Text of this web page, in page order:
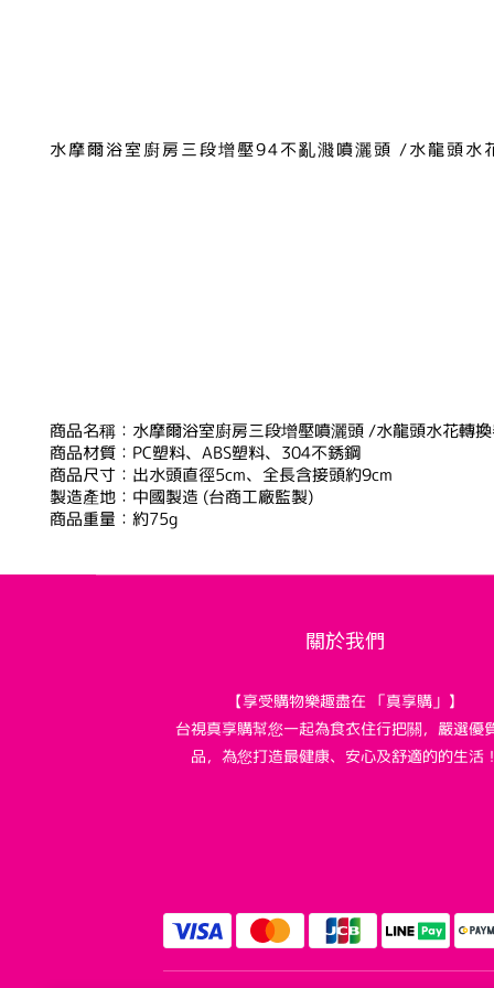
水摩爾浴室廚房三段增壓94不亂濺噴灑頭 /水龍頭
商品名稱：水摩爾浴室廚房三段增壓噴灑頭 /水龍頭水花轉
商品材質：PC塑料、ABS塑料、304不銹鋼
商品尺寸：出水頭直徑5cm、全長含接頭約9cm
製造產地：中國製造 (台商工廠監製)
商品重量：約75g
關於我們
【享受購物樂趣盡在 「真享購」】
台視真享購幫您一起為食衣住行把關，嚴選優
品，為您打造最健康、安心及舒適的的生活